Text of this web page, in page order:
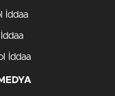
İddaa
İddaa